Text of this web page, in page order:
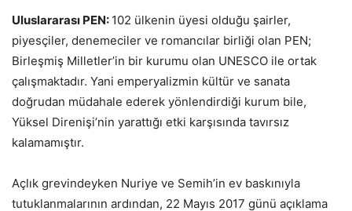
Uluslararası PEN: 102 ülkenin üyesi olduğu şairler,
piyesçiler, denemeciler ve romancılar birliği olan PEN;
Birleşmiş Milletler’in bir kurumu olan UNESCO ile ortak
çalışmaktadır. Yani emperyalizmin kültür ve sanata
doğrudan müdahale ederek yönlendirdiği kurum bile,
Yüksel Direnişi’nin yarattığı etki karşısında tavırsız
kalamamıştır.
Açlık grevindeyken Nuriye ve Semih’in ev baskınıyla
tutuklanmalarının ardından, 22 Mayıs 2017 günü açıklama